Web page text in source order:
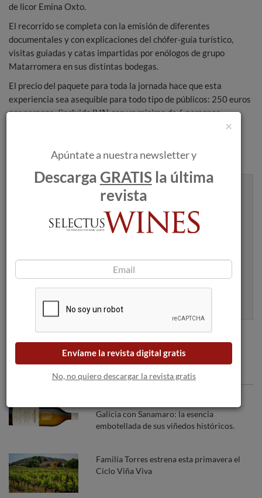
de licor Emina Oxto.
El recorrido se completa con la emisión de diferentes
documentales y con explicaciones del chófer-guía turístico,
visitas guiadas y catas impartidas por enólogos de grupo
Matarromera en sus distintas bodegas.
El precio del paquete para toda la jornada hace que esta
experiencia sea asequible para todo tipo de públicos: 250 euros
por persona (incluido IVA) con un mínimo de 6 personas.
Recibe artículos como este en tu
100% seguro. Nunca te enviaremos spam.
Articulos recomendados
Galicia con Sanamaro: la esencia
embotellada de sus viñedos históricos.
Familia Torres estrena esta primavera el
Ciclo Viña Viva
×
Apúntate a nuestra newsletter y
DescargaGRATIS la última
revista
Envíame la revista digital gratis
No, no quiero descargar la revista gratis